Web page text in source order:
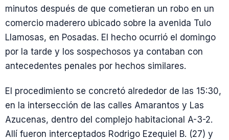
minutos después de que cometieran un robo en un
comercio maderero ubicado sobre la avenida Tulo
Llamosas, en Posadas. El hecho ocurrió el domingo
por la tarde y los sospechosos ya contaban con
antecedentes penales por hechos similares.
El procedimiento se concretó alrededor de las 15:30,
en la intersección de las calles Amarantos y Las
Azucenas, dentro del complejo habitacional A-3-2.
Allí fueron interceptados Rodrigo Ezequiel B. (27) y